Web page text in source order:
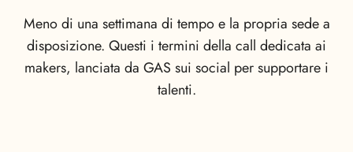
Meno di una settimana di tempo e la propria sede a
disposizione. Questi i termini della call dedicata ai
makers, lanciata da GAS sui social per supportare i
talenti.